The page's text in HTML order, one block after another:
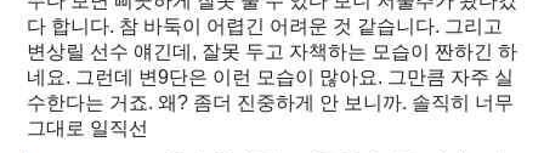
다 합니다. 참 바둑이 어렵긴 어려운 것 같습니다. 그리고
변상릴 선수 얘긴데, 잘못 두고 자책하는 모습이 짠하긴 하
네요. 그런데 변9단은 이런 모습이 많아요. 그만큼 자주 실
수한다는 거죠. 왜? 좀더 진중하게 안 보니까. 솔직히 너무
그대로 일직선